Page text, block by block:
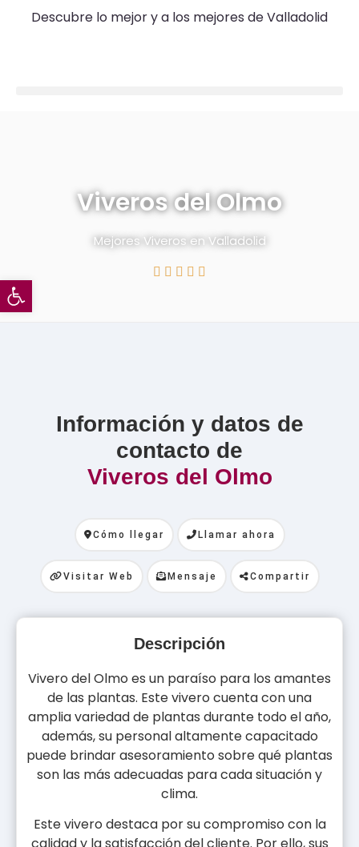
Abrir barra de herramientas
Descubre lo mejor y a los mejores de Valladolid
Viveros del Olmo
Mejores Viveros en Valladolid
    
Información y datos de
contacto de
Viveros del Olmo
Cómo llegar Llamar ahora
Visitar Web Mensaje Compartir
Descripción
Vivero del Olmo es un paraíso para los amantes
de las plantas. Este vivero cuenta con una
amplia variedad de plantas durante todo el año,
además, su personal altamente capacitado
puede brindar asesoramiento sobre qué plantas
son las más adecuadas para cada situación y
clima.
Este vivero destaca por su compromiso con la